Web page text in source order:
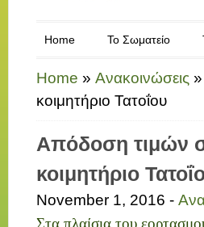
Home Το Σωματείο
Home » Ανακοινώσεις »
κοιμητήριο Τατοΐου
Απόδοση τιμών
κοιμητήριο
November 1, 2016 -
Στα πλαίσια του